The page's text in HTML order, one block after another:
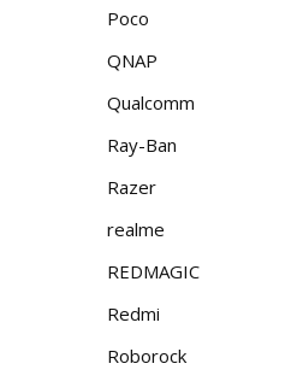
Poco
QNAP
Qualcomm
Ray-Ban
Razer
realme
REDMAGIC
Redmi
Roborock